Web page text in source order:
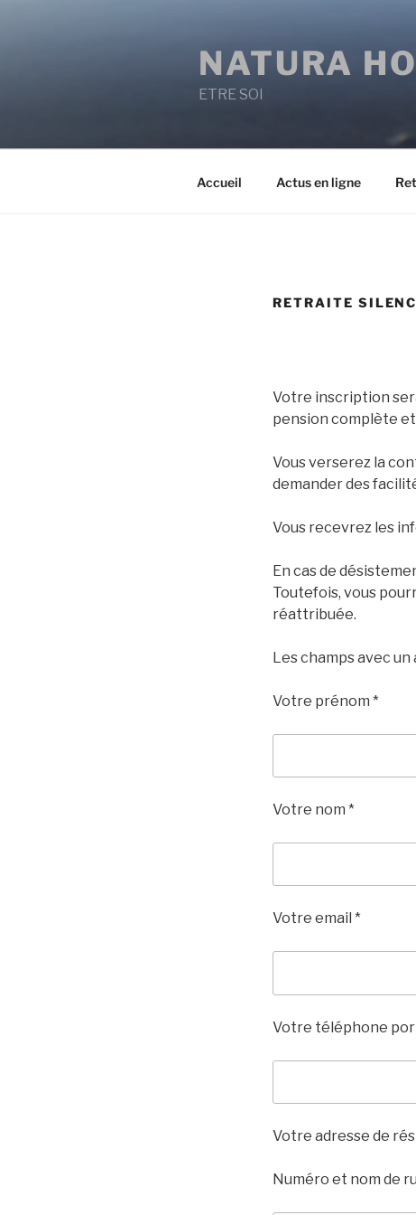
NATURA
ETRE SOI
Accueil Actus en ligne
RETRAITE
Votre inscription
pension complète
Vous verserez la
demander des
Vous recevrez les
En cas de
Toutefois, vous
réattribuée.
Les champs avec
Votre prénom *
Votre nom *
Votre email *
Votre téléphone
Votre adresse de
Numéro et nom de